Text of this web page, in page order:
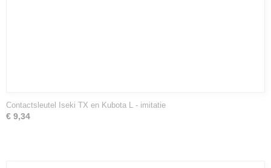
Contactsleutel Iseki TX en Kubota L - imitatie
€ 9,34